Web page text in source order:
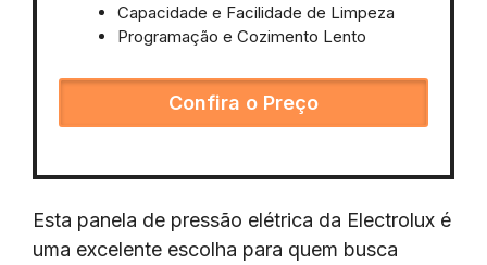
Capacidade e Facilidade de Limpeza
Programação e Cozimento Lento
Confira o Preço
Esta panela de pressão elétrica da Electrolux é
uma excelente escolha para quem busca